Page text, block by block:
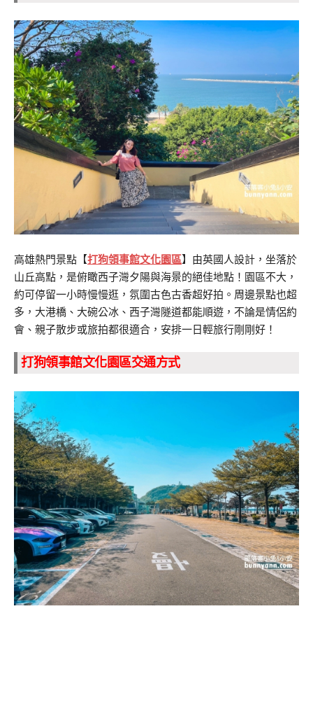
高雄熱門景點【打狗領事館文化園區】由英國人設計，坐落於
山丘高點，是俯瞰西子灣夕陽與海景的絕佳地點！園區不大，
約可停留一小時慢慢逛，氛圍古色古香超好拍。周邊景點也超
多，大港橋、大碗公冰、西子灣隧道都能順遊，不論是情侶約
會、親子散步或旅拍都很適合，安排一日輕旅行剛剛好！
打狗領事館文化園區交通方式